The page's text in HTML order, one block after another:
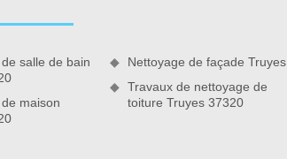
salle de bain
maison
Nettoyage de façade Truyes
Travaux de nettoyage de
toiture Truyes 37320